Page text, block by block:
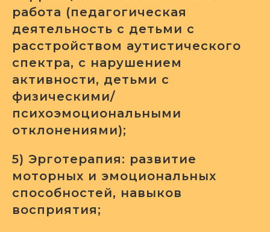
работа (педагогическая
деятельность с детьми с
расстройством аутистического
спектра, с нарушением
активности, детьми с
физическими/
психоэмоциональными
отклонениями);
5) Эрготерапия: развитие
моторных и эмоциональных
способностей, навыков
восприятия;